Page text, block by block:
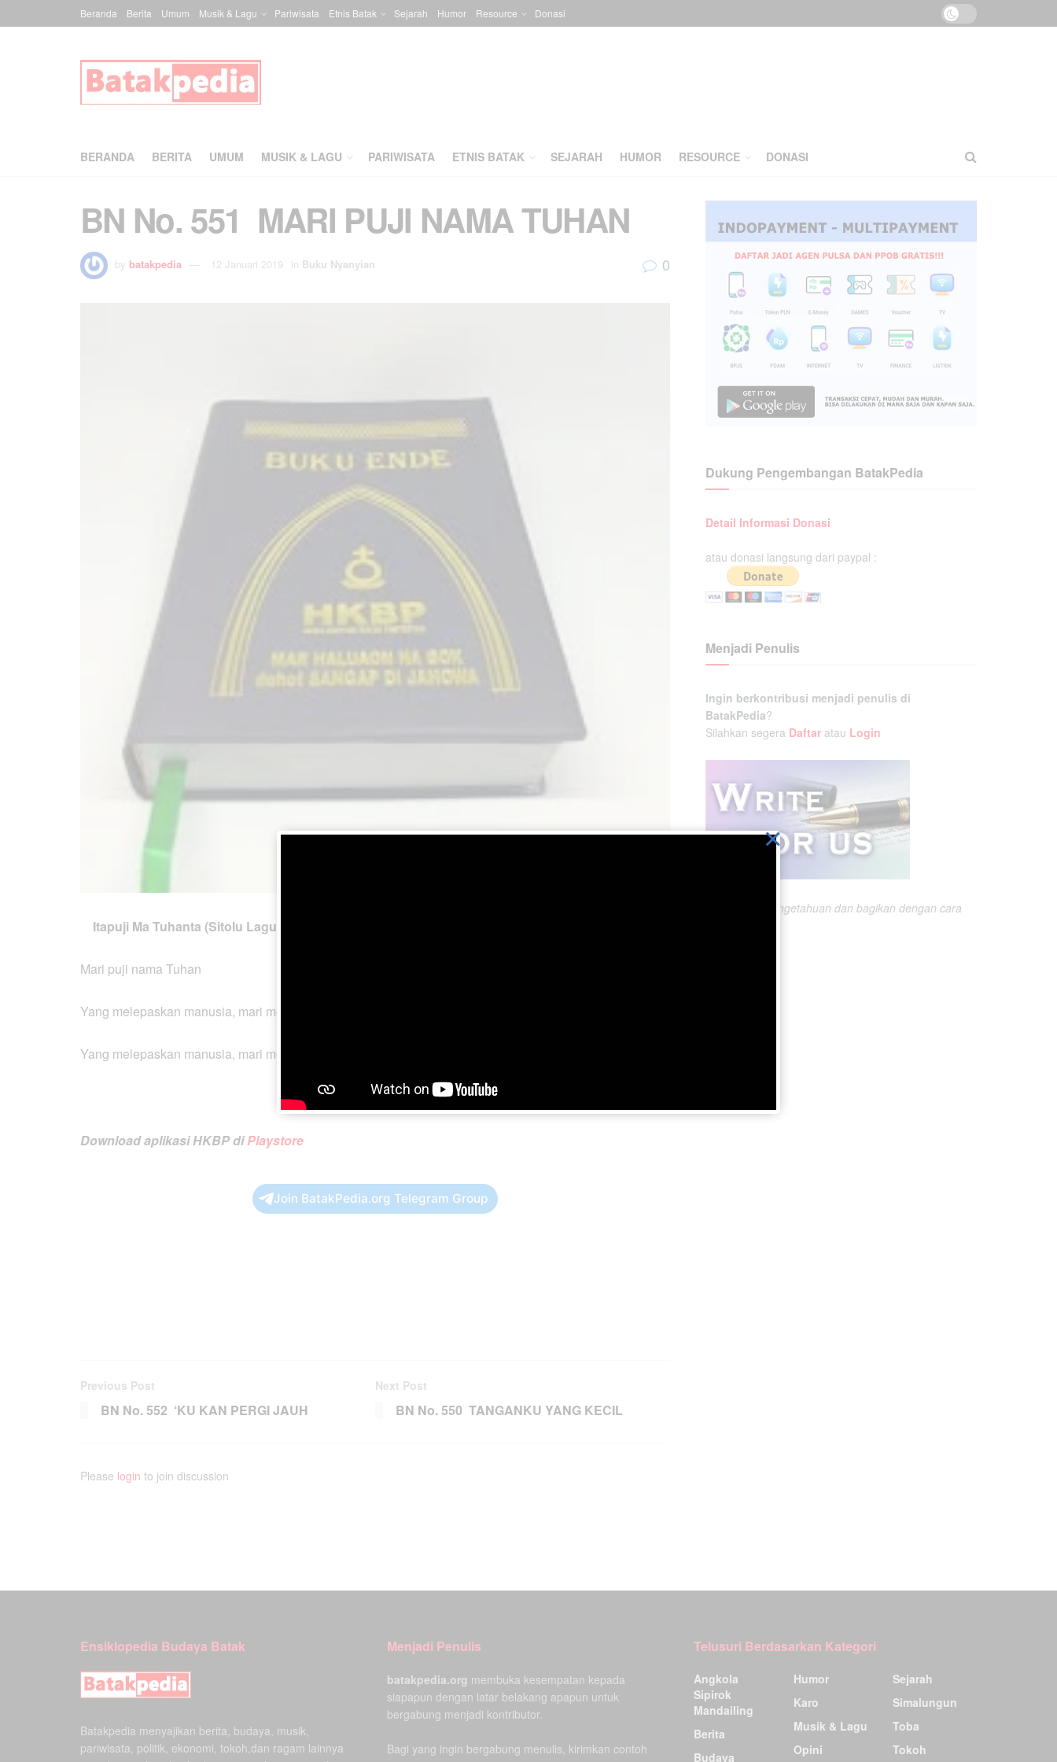
Beranda Berita Umum Musik & Lagu Pariwisata Etnis Batak Sejarah Humor Resource Donasi
BERANDA BERITA UMUM MUSIK & LAGU PARIWISATA ETNIS BATAK SEJARAH HUMOR RESOURCE DONASI
BN No. 551 MARI PUJI NAMA TUHAN
by batakpedia 12 Januari 2019 in Buku Nyanyian 0
Itapuji Ma Tuhanta (Sitolu Lagu) (BL No. 414)
Mari puji nama Tuhan
Yang melepaskan manusia, mari memuji nama Tuhan
Yang melepaskan manusia, mari memuji nama Tuhan
Download aplikasi HKBP diPlaystore
Join BatakPedia.org Telegram Group
Previous Post
BN No. 552 ‘KU KAN PERGI JAUH
Next Post
BN No. 550 TANGANKU YANG KECIL
Please login to join discussion
Dukung Pengembangan BatakPedia
Detail Informasi Donasi
atau donasi langsung dari paypal :
Menjadi Penulis
Ingin berkontribusi menjadi penulis di
BatakPedia?
Silahkan segera Daftar atau Login
Ikatlah ilmu pengetahuan dan bagikan dengan cara
Ensiklopedia Budaya Batak
Batakpedia menyajikan berita, budaya, musik,
pariwisata, politik, ekonomi, tokoh,dan ragam lainnya
Menjadi Penulis
batakpedia.org membuka kesempatan kepada
siapapun dengan latar belakang apapun untuk
bergabung menjadi kontributor.
Bagi yang ingin bergabung menulis, kirimkan contoh
Telusuri Berdasarkan Kategori
Angkola
Sipirok
Mandailing
Berita
Budaya
Humor
Karo
Musik & Lagu
Opini
Sejarah
Simalungun
Toba
Tokoh
×